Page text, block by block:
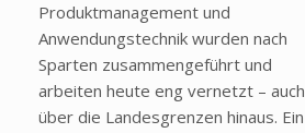
Produktmanagement und
Anwendungstechnik wurden nach
Sparten zusammengeführt und
arbeiten heute eng vernetzt – auch
über die Landesgrenzen hinaus. Ein